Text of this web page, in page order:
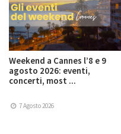
Weekend a Cannes l’8 e 9
agosto 2026: eventi,
concerti, most ...
7 Agosto 2026